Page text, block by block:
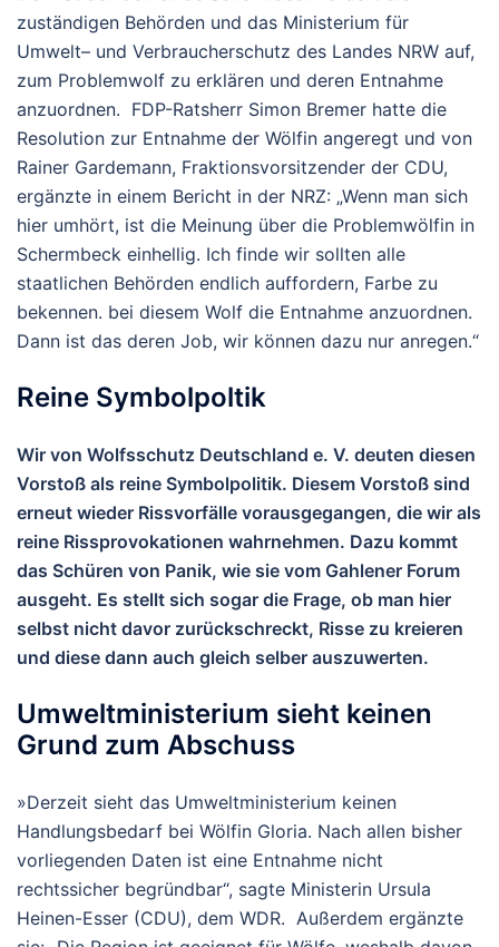
zuständigen Behörden und das Ministerium für
Umwelt– und Verbraucherschutz des Landes NRW auf,
zum Problemwolf zu erklären und deren Entnahme
anzuordnen. FDP-Ratsherr Simon Bremer hatte die
Resolution zur Entnahme der Wölfin angeregt und von
Rainer Gardemann, Fraktionsvorsitzender der CDU,
ergänzte in einem Bericht in der NRZ: „Wenn man sich
hier umhört, ist die Meinung über die Problemwölfin in
Schermbeck einhellig. Ich finde wir sollten alle
staatlichen Behörden endlich auffordern, Farbe zu
bekennen. bei diesem Wolf die Entnahme anzuordnen.
Dann ist das deren Job, wir können dazu nur anregen.“
Reine Symbolpoltik
Wir von Wolfsschutz Deutschland e. V. deuten diesen
Vorstoß als reine Symbolpolitik. Diesem Vorstoß sind
erneut wieder Rissvorfälle vorausgegangen, die wir als
reine Rissprovokationen wahrnehmen. Dazu kommt
das Schüren von Panik, wie sie vom Gahlener Forum
ausgeht. Es stellt sich sogar die Frage, ob man hier
selbst nicht davor zurückschreckt, Risse zu kreieren
und diese dann auch gleich selber auszuwerten.
Umweltministerium sieht keinen
Grund zum Abschuss
»Derzeit sieht das Umweltministerium keinen
Handlungsbedarf bei Wölfin Gloria. Nach allen bisher
vorliegenden Daten ist eine Entnahme nicht
rechtssicher begründbar“, sagte Ministerin Ursula
Heinen-Esser (CDU), dem WDR. Außerdem ergänzte